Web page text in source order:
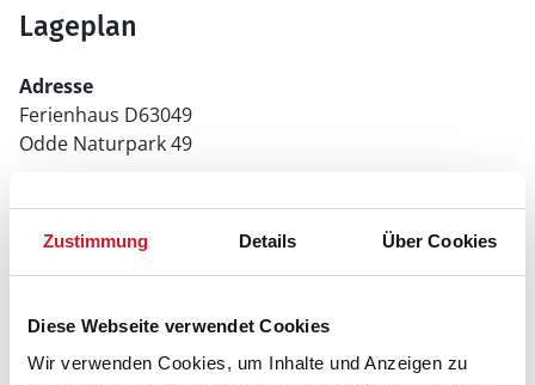
Zustimmung Details Über Cookies
Diese Webseite verwendet Cookies
Wir verwenden Cookies, um Inhalte und Anzeigen zu
Lageplan
Adresse
Ferienhaus D63049
Odde Naturpark 49